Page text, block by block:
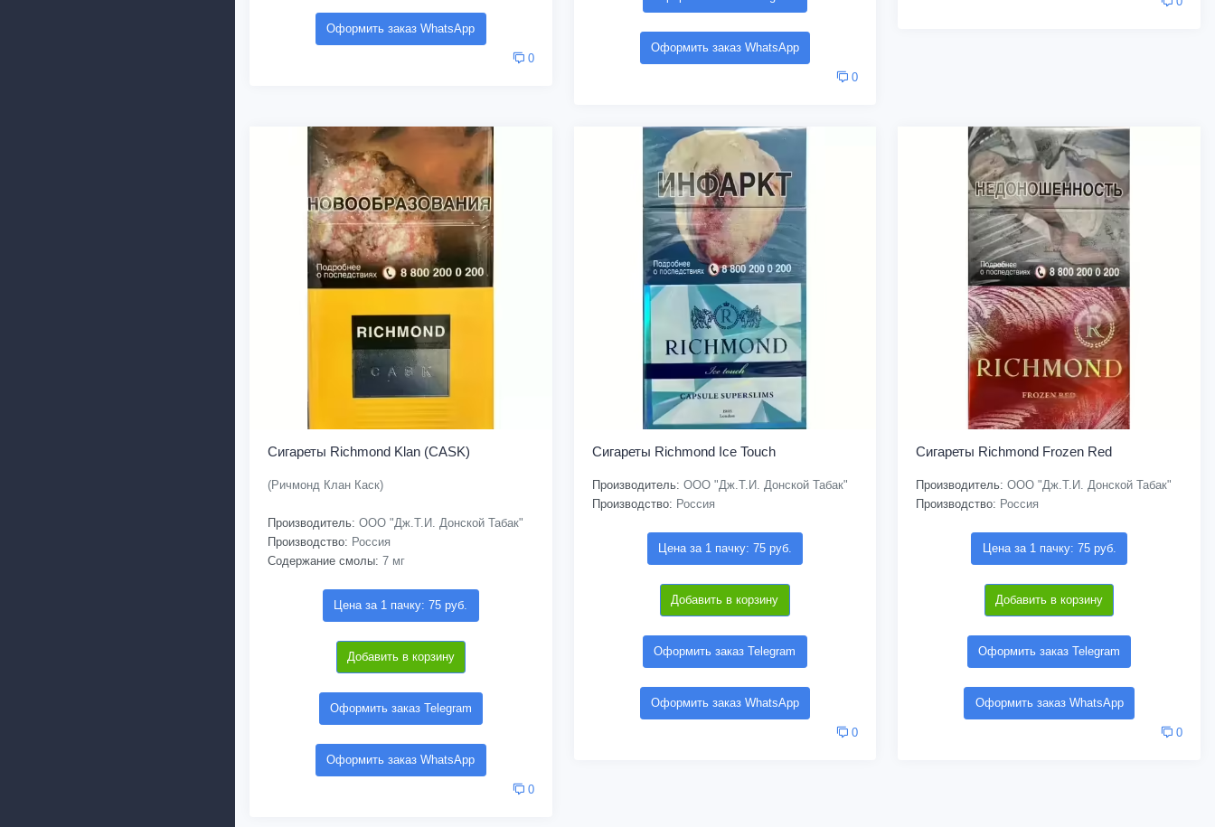
Оформить заказ WhatsApp
0
Оформить заказ WhatsApp
0
Сигареты Richmond Klan (CASK)
(Ричмонд Клан Каск)
Производитель: ООО "Дж.Т.И. Донской Табак"
Производство: Россия
Содержание смолы: 7 мг
Цена за 1 пачку: 75 руб.
Добавить в корзину
Оформить заказ Telegram
Оформить заказ WhatsApp
0
Сигареты Richmond Ice Touch
Производитель: ООО "Дж.Т.И. Донской Табак"
Производство: Россия
Цена за 1 пачку: 75 руб.
Добавить в корзину
Оформить заказ Telegram
Оформить заказ WhatsApp
0
Сигареты Richmond Frozen Red
Производитель: ООО "Дж.Т.И. Донской Табак"
Производство: Россия
Цена за 1 пачку: 75 руб.
Добавить в корзину
Оформить заказ Telegram
Оформить заказ WhatsApp
0